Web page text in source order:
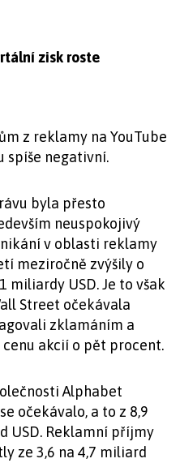
zisk roste
z reklamy na YouTube
spíše negativní.
byla přesto
neuspokojivý
v oblasti reklamy
meziročně zvýšily o
miliardy USD. Je to však
Street očekávala
zklamáním a
akcií o pět procent.
Alphabet
očekávalo, a to z 8,9
USD. Reklamní příjmy
ze 3,6 na 4,7 miliard